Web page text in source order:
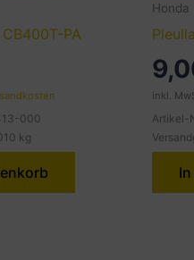
PA
000
kg
Honda
inkl.
Artikel-